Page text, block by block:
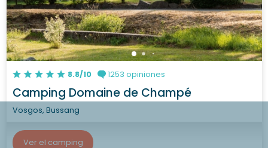
8.8/10 1253 opiniones
Camping Domaine de Champé
Vosgos, Bussang
Ver el camping